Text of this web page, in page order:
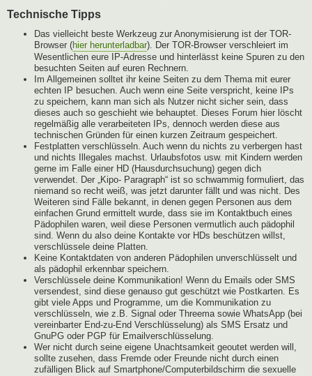
Technische Tipps
Das vielleicht beste Werkzeug zur Anonymisierung ist der TOR-
Browser (hier herunterladbar). Der TOR-Browser verschleiert im
Wesentlichen eure IP-Adresse und hinterlässt keine Spuren zu den
besuchten Seiten auf euren Rechnern.
Im Allgemeinen solltet ihr keine Seiten zu dem Thema mit eurer
echten IP besuchen. Auch wenn eine Seite verspricht, keine IPs
zu speichern, kann man sich als Nutzer nicht sicher sein, dass
dieses auch so geschieht wie behauptet. Dieses Forum hier löscht
regelmäßig alle verarbeiteten IPs, dennoch werden diese aus
technischen Gründen für einen kurzen Zeitraum gespeichert.
Festplatten verschlüsseln. Auch wenn du nichts zu verbergen hast
und nichts Illegales machst. Urlaubsfotos usw. mit Kindern werden
gerne im Falle einer HD (Hausdurchsuchung) gegen dich
verwendet. Der „Kipo- Paragraph“ ist so schwammig formuliert, das
niemand so recht weiß, was jetzt darunter fällt und was nicht. Des
Weiteren sind Fälle bekannt, in denen gegen Personen aus dem
einfachen Grund ermittelt wurde, dass sie im Kontaktbuch eines
Pädophilen waren, weil diese Personen vermutlich auch pädophil
sind. Wenn du also deine Kontakte vor HDs beschützen willst,
verschlüssele deine Platten.
Keine Kontaktdaten von anderen Pädophilen unverschlüsselt und
als pädophil erkennbar speichern.
Verschlüssele deine Kommunikation! Wenn du Emails oder SMS
versendest, sind diese genauso gut geschützt wie Postkarten. Es
gibt viele Apps und Programme, um die Kommunikation zu
verschlüsseln, wie z.B. Signal oder Threema sowie WhatsApp (bei
vereinbarter End-zu-End Verschlüsselung) als SMS Ersatz und
GnuPG oder PGP für Emailverschlüsselung.
Wer nicht durch seine eigene Unachtsamkeit geoutet werden will,
sollte zusehen, dass Fremde oder Freunde nicht durch einen
zufälligen Blick auf Smartphone/Computerbildschirm die sexuelle